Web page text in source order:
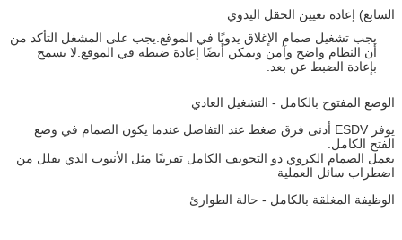
السابع) إعادة تعيين الحقل اليدوي
يجب تشغيل صمام الإغلاق يدويًا في الموقع.يجب على المشغل التأكد من
أن النظام واضح وآمن ويمكن أيضًا إعادة ضبطه في الموقع.لا يسمح
بإعادة الضبط عن بعد.
الوضع المفتوح بالكامل - التشغيل العادي
يوفر ESDV أدنى فرق ضغط عند التفاضل عندما يكون الصمام في وضع
الفتح الكامل.
يعمل الصمام الكروي ذو التجويف الكامل تقريبًا مثل الأنبوب الذي يقلل من
اضطراب سائل العملية
الوظيفة المغلقة بالكامل - حالة الطوارئ